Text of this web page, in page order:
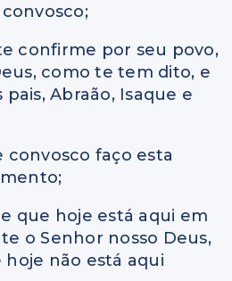
confirme por seu povo,
como te tem dito, e
Abraão, Isaque e
convosco faço esta
que hoje está aqui em
o Senhor nosso Deus,
não está aqui